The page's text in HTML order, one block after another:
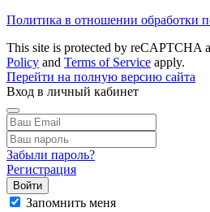
Политика в отношении обработки
This site is protected by reCAPTCHA
Policy and Terms of Service apply.
Перейти на полную версию сайта
Вход в личный кабинет
Забыли пароль?
Регистрация
Войти
Запомнить меня